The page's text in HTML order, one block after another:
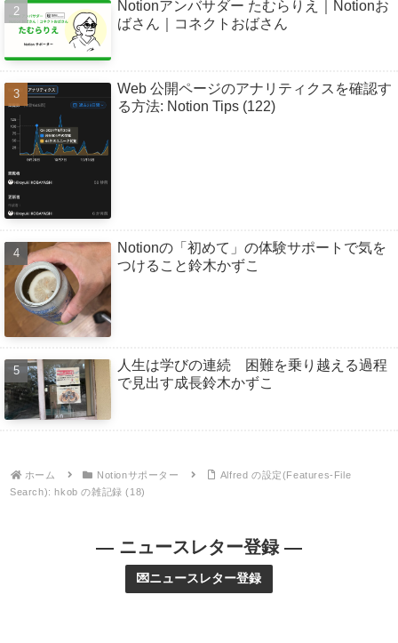
Notionアンバサダー たむらりえ｜Notionお
ばさん｜コネクトおばさん
Web 公開ページのアナリティクスを確認す
る方法: Notion Tips (122)
Notionの「初めて」の体験サポートで気を
つけること鈴木かずこ
人生は学びの連続 困難を乗り越える過程
で見出す成長鈴木かずこ
ホーム Notionサポーター
Alfred の設定(Features-File
Search): hkob の雑記録 (18)
— ニュースレター登録 —
💌ニュースレター登録